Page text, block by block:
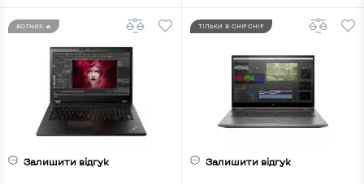
ВОГНИК 🔥
Залишити відгук
ТІЛЬКИ В CHIPCHIP
Залишити відгук